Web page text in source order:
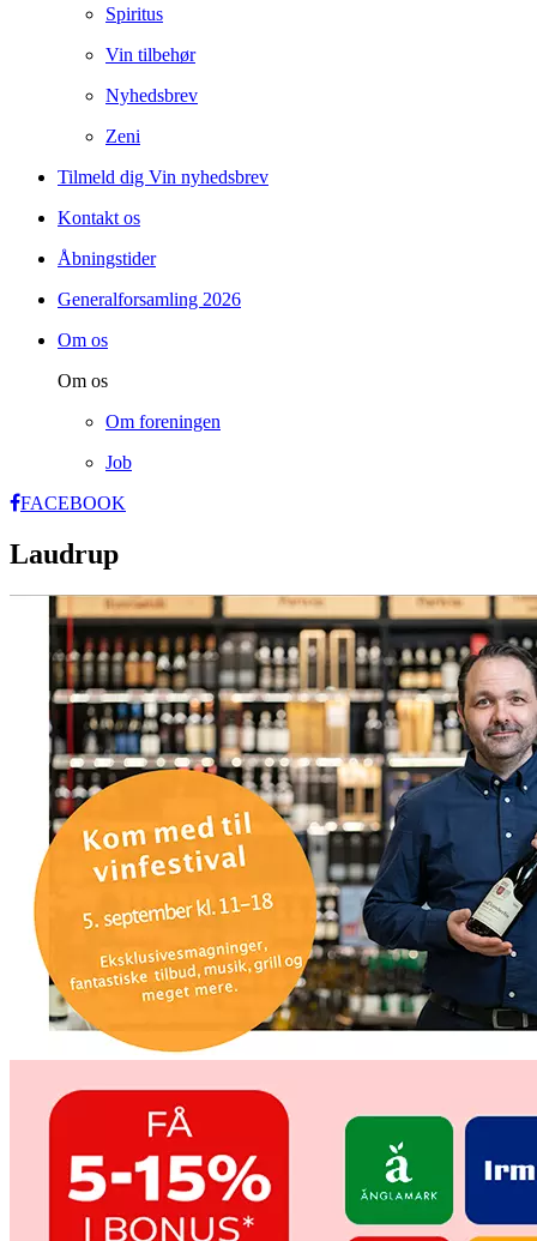
Spiritus
Vin tilbehør
Nyhedsbrev
Zeni
Tilmeld dig Vin nyhedsbrev
Kontakt os
Åbningstider
Generalforsamling 2026
Om os
Om os
Om foreningen
Job
FACEBOOK
Laudrup